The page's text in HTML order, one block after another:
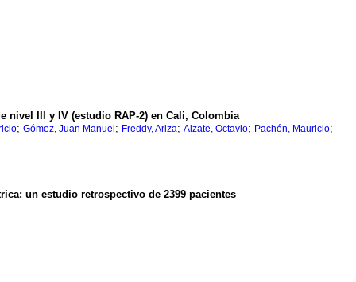
nivel III y IV (estudio RAP-2) en Cali, Colombia
; Gómez, Juan Manuel ; Freddy, Ariza; Alzate, Octavio; Pachón, Mauricio;
: un estudio retrospectivo de 2399 pacientes